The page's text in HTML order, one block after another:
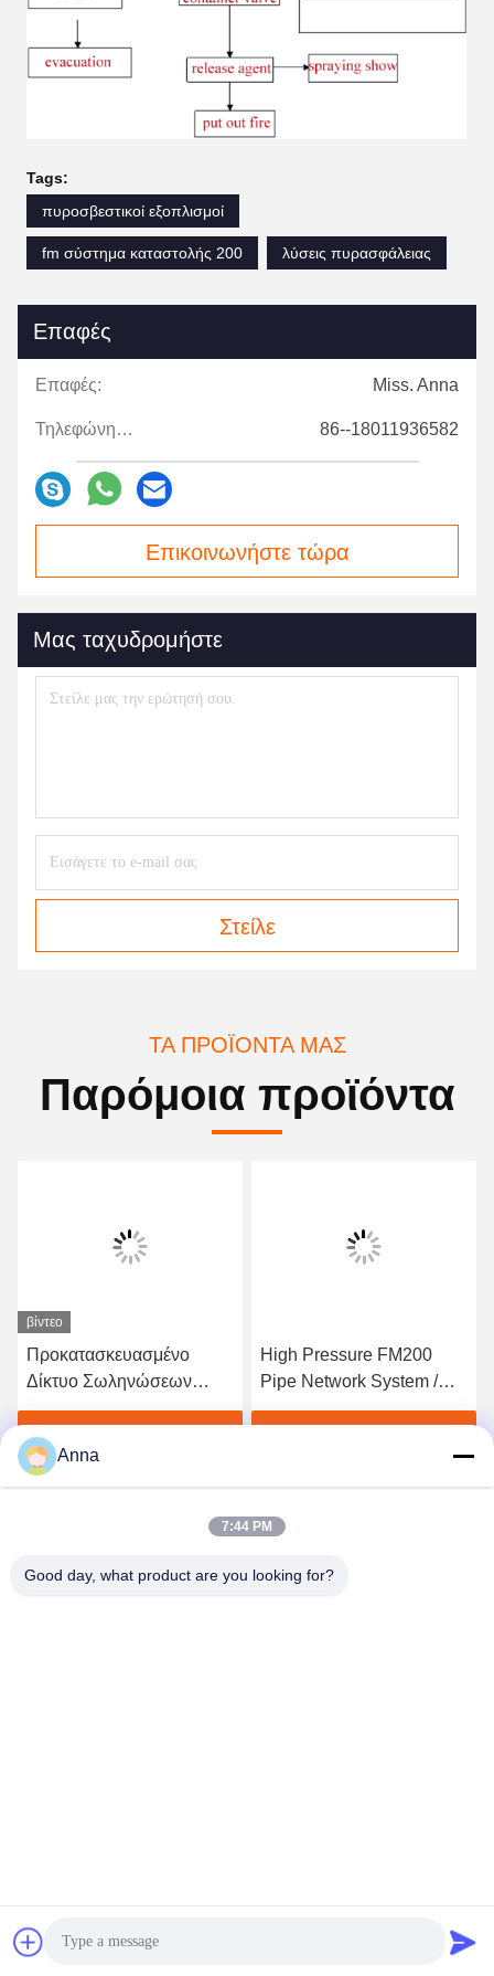
Tags:
πυροσβεστικοί εξοπλισμοί
fm σύστημα καταστολής 200 λύσεις πυρασφάλειας
Επαφές
Επαφές: Miss. Anna
Τηλεφώνημα: 86--18011936582
Επικοινωνήστε τώρα
Μας ταχυδρομήστε
Στείλε
ΤΑ ΠΡΟΪΌΝΤΑ ΜΑΣ
Παρόμοια προϊόντα
βίντεο
Προκατασκευασμένο
Δίκτυο Σωληνώσεων
Αερίου FM200 - Αξιόπιστο
Σύστημα Αδρανούς
Αερίου για Σταθμούς
Παραγωγής Ενέργειας
Βρείτε την καλύτερη τιμή
High Pressure FM200
Pipe Network System /
Inert Gas Fire
2016-2026 Guangzhou Xingjin Fire Equipment Co.,Ltd. Όλα τα δικαιώματα
Anna
7:44 PM
Good day, what product are you looking for?